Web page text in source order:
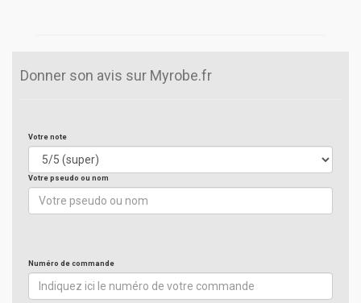
Donner son avis sur Myrobe.fr
Votre note
Votre pseudo ou nom
Numéro de commande